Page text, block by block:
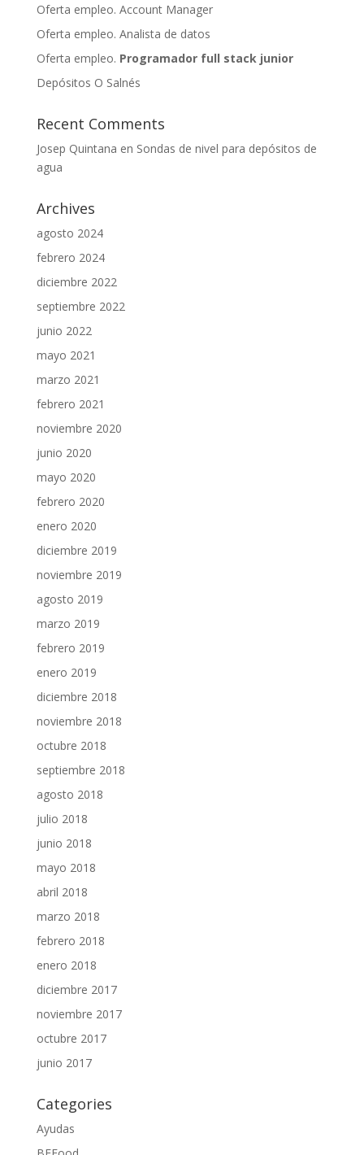
Oferta empleo. Account Manager
Oferta empleo. Analista de datos
Oferta empleo. Programador full stack junior
Depósitos O Salnés
Recent Comments
Josep Quintana en Sondas de nivel para depósitos de
agua
Archives
agosto 2024
febrero 2024
diciembre 2022
septiembre 2022
junio 2022
mayo 2021
marzo 2021
febrero 2021
noviembre 2020
junio 2020
mayo 2020
febrero 2020
enero 2020
diciembre 2019
noviembre 2019
agosto 2019
marzo 2019
febrero 2019
enero 2019
diciembre 2018
noviembre 2018
octubre 2018
septiembre 2018
agosto 2018
julio 2018
junio 2018
mayo 2018
abril 2018
marzo 2018
febrero 2018
enero 2018
diciembre 2017
noviembre 2017
octubre 2017
junio 2017
Categories
Ayudas